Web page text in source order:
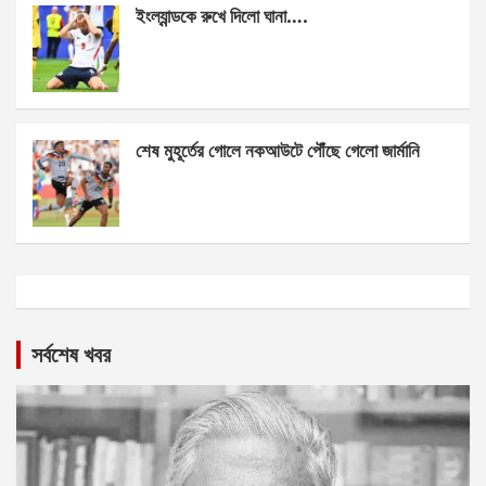
ইংল্যান্ডকে রুখে দিলো ঘানা….
শেষ মুহূর্তের গোলে নকআউটে পৌঁছে গেলো জার্মানি
সর্বশেষ খবর